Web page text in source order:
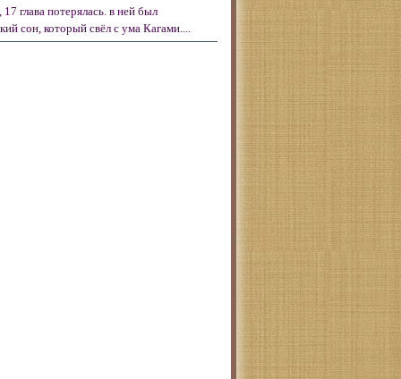
17 глава потерялась. в ней был
сон, который свёл с ума Кагами....